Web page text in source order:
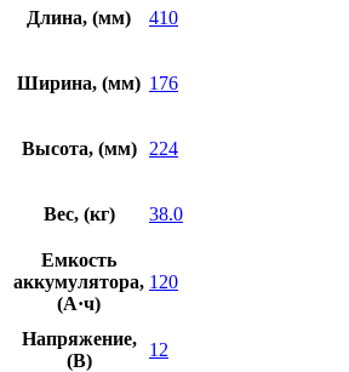
Длина, (мм) 410
Ширина, (мм) 176
Высота, (мм) 224
Вес, (кг) 38.0
Емкость
аккумулятора,
(А·ч)
120
Напряжение,
(В)
12